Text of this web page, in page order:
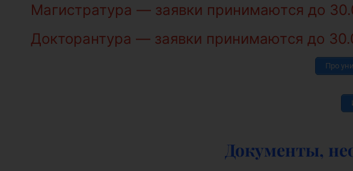
Магистратура — заявки принимаютcя до
Докторантура — заявки принимаютcя до
Про
Документы,